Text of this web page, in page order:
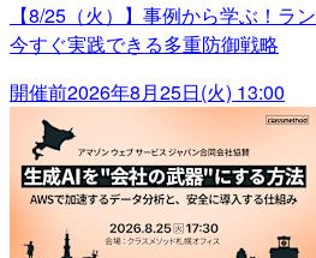
【8/25（火）】事例から学ぶ！ラ
今すぐ実践できる多重防御戦略
開催前2026年8月25日(火) 13:00